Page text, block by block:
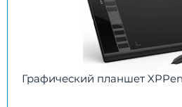
Графический планшет